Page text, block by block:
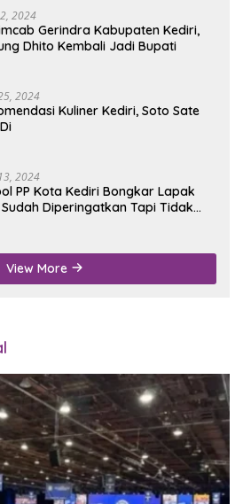
2024
Gerindra Kabupaten Kediri,
Dhito Kembali Jadi Bupati
2024
Kuliner Kediri, Soto Sate
2024
PP Kota Kediri Bongkar Lapak
Sudah Diperingatkan Tapi Tidak
View More